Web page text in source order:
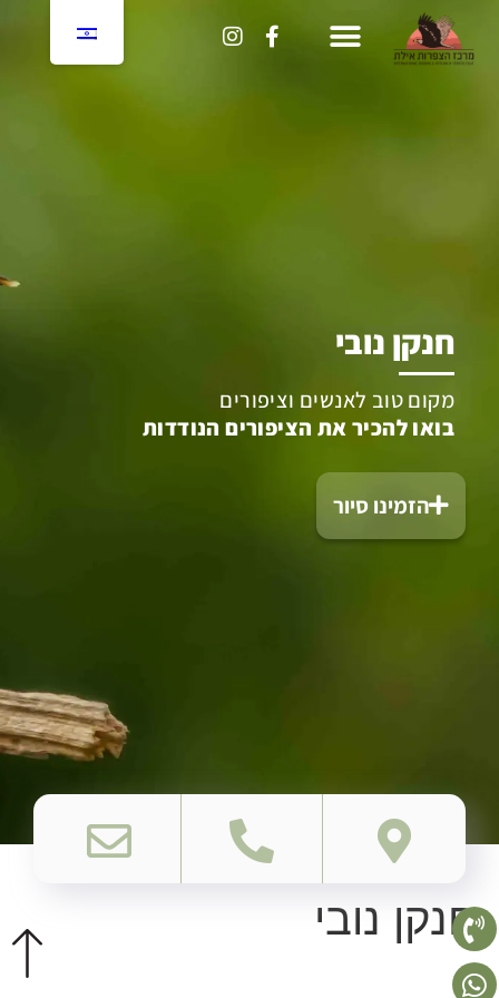
חנקן נובי
מקום טוב לאנשים וציפורים
בואו להכיר את הציפורים הנודדות
הזמינו סיור
חנקן נובי